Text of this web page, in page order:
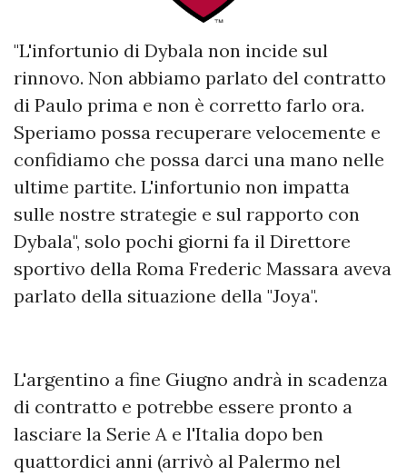
"L'infortunio di Dybala non incide sul
rinnovo. Non abbiamo parlato del contratto
di Paulo prima e non è corretto farlo ora.
Speriamo possa recuperare velocemente e
confidiamo che possa darci una mano nelle
ultime partite. L'infortunio non impatta
sulle nostre strategie e sul rapporto con
Dybala", solo pochi giorni fa il Direttore
sportivo della Roma Frederic Massara aveva
parlato della situazione della "Joya".
L'argentino a fine Giugno andrà in scadenza
di contratto e potrebbe essere pronto a
lasciare la Serie A e l'Italia dopo ben
quattordici anni (arrivò al Palermo nel